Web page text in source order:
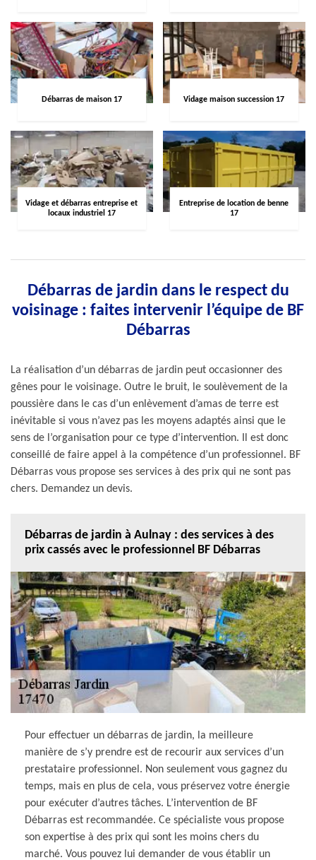
Débarras de maison 17 Vidage maison succession 17
Vidage et débarras entreprise et
locaux industriel 17
Entreprise de location de benne
17
Débarras de jardin dans le respect du
voisinage : faites intervenir l’équipe de BF
Débarras
La réalisation d’un débarras de jardin peut occasionner des
gênes pour le voisinage. Outre le bruit, le soulèvement de la
poussière dans le cas d’un enlèvement d’amas de terre est
inévitable si vous n’avez pas les moyens adaptés ainsi que le
sens de l’organisation pour ce type d’intervention. Il est donc
conseillé de faire appel à la compétence d’un professionnel. BF
Débarras vous propose ses services à des prix qui ne sont pas
chers. Demandez un devis.
Débarras de jardin à Aulnay : des services à des
prix cassés avec le professionnel BF Débarras
Pour effectuer un débarras de jardin, la meilleure
manière de s’y prendre est de recourir aux services d’un
prestataire professionnel. Non seulement vous gagnez du
temps, mais en plus de cela, vous préservez votre énergie
pour exécuter d’autres tâches. L’intervention de BF
Débarras est recommandée. Ce spécialiste vous propose
son expertise à des prix qui sont les moins chers du
marché. Vous pouvez lui demander de vous établir un